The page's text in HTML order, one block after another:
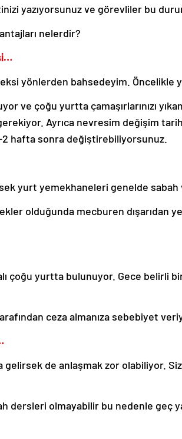
yazıyorsunuz ve görevliler bu
nelerdir?
yönlerden bahsedeyim. Öncelikle
ve çoğu yurtta çamaşırlarınızı
Ayrıca nevresim değişim
2 hafta sonra değiştirebiliyorsunuz.
yurt yemekhaneleri genelde
olduğunda mecburen dışarıdan
çoğu yurtta bulunuyor. Gece belirli
ceza almanıza sebebiyet
gelirsek de anlaşmak zor olabiliyor.
dersleri olmayabilir bu nedenle geç